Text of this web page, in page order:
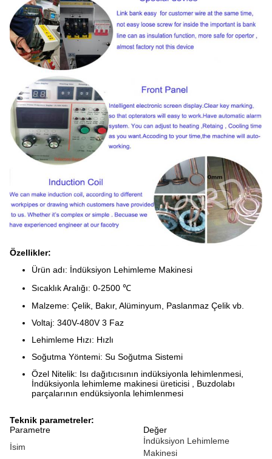
Özellikler:
Ürün adı: İndüksiyon Lehimleme Makinesi
Sıcaklık Aralığı: 0-2500 ℃
Malzeme: Çelik, Bakır, Alüminyum, Paslanmaz Çelik vb.
Voltaj: 340V-480V 3 Faz
Lehimleme Hızı: Hızlı
Soğutma Yöntemi: Su Soğutma Sistemi
Özel Nitelik: Isı dağıtıcısının indüksiyonla lehimlenmesi,
İndüksiyonla lehimleme makinesi üreticisi , Buzdolabı
parçalarının endüksiyonla lehimlenmesi
Teknik parametreler:
Parametre
Değer
İsim
İndüksiyon Lehimleme
Makinesi